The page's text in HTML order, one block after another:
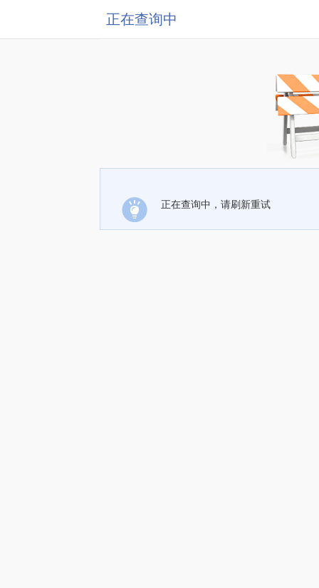
正在查询中
正在查询中，请刷新重试